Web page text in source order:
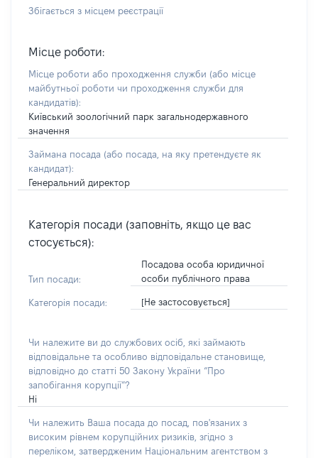
Збігається з місцем реєстрації
Місце роботи:
Місце роботи або проходження служби (або місце
майбутньої роботи чи проходження служби для
кандидатів):
Київський зоологічний парк загальнодержавного
значення
Займана посада (або посада, на яку претендуєте як
кандидат):
Генеральний директор
Категорія посади (заповніть, якщо це вас
стосується):
Тип посади:
Посадова особа юридичної
особи публічного права
Категорія посади: [Не застосовується]
Чи належите ви до службових осіб, які займають
відповідальне та особливо відповідальне становище,
відповідно до статті 50 Закону України “Про
запобігання корупції”?
Ні
Чи належить Ваша посада до посад, пов'язаних з
високим рівнем корупційних ризиків, згідно з
переліком, затвердженим Національним агентством з